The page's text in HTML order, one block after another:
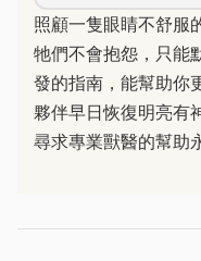
照顧一隻眼睛不舒服
牠們不會抱怨，只能
發的指南，能幫助你
夥伴早日恢復明亮有
尋求專業獸醫的幫助